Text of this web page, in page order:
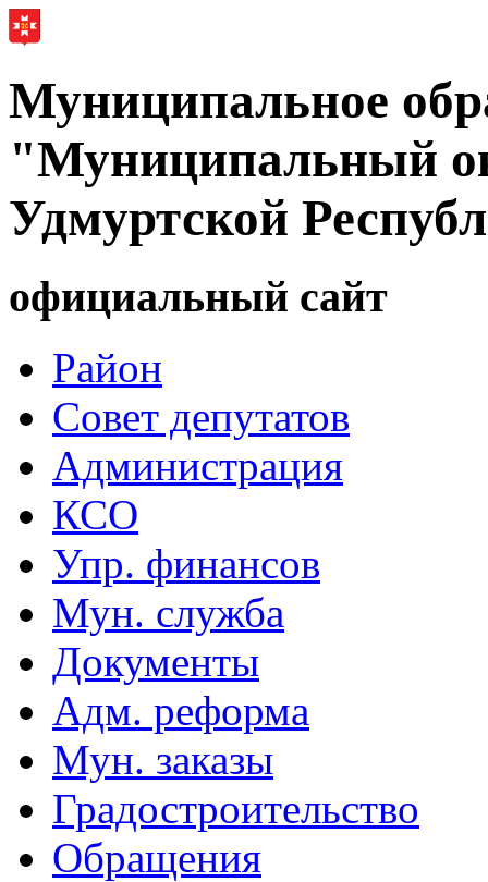
Муниципальное
"Муниципальный
Удмуртской
официальный сайт
Район
Совет депутатов
Администрация
КСО
Упр. финансов
Мун. служба
Документы
Адм. реформа
Мун. заказы
Градостроительство
Обращения